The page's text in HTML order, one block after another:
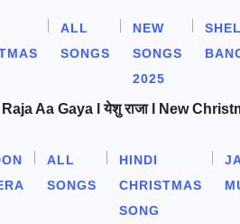
ALL
SONGS
NEW
SONGS
2025
Aa Gaya l येशु राजा l New
ALL
SONGS
HINDI
CHRISTMAS
SONG